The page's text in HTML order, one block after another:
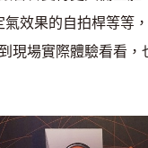
氣效果的自拍桿等等
現場實際體驗看看，